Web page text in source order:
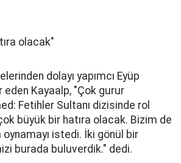
olacak"
dolayı yapımcı Eyüp
eden Kayaalp, "Çok gurur
Fetihler Sultanı dizisinde rol
büyük bir hatıra olacak. Bizim de
istedi. İki gönül bir
burada buluverdik." dedi.